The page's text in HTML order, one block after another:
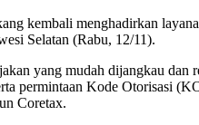
kembali menghadirkan
Selatan (Rabu, 12/11).
yang mudah dijangkau
permintaan Kode Otorisasi
Coretax.